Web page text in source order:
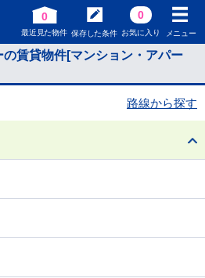
0
最近見た物件 保存した条件
0
お気に入り メニュー
賃貸物件[マンション・アパー
路線から探す